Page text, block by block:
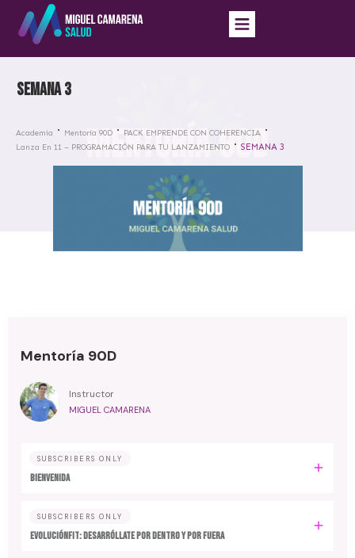
SEMANA 3
Academia Mentoría 90D
PACK EMPRENDE CON COHERENCIA
Lanza En 11 – PROGRAMACIÓN PARA TU LANZAMIENTO
SEMANA 3
Mentoría 90D
Instructor
MIGUEL CAMARENA
SUBSCRIBERS ONLY
BIENVENIDA
SUBSCRIBERS ONLY
EvoluciónFit: desarróllate por dentro y por fuera